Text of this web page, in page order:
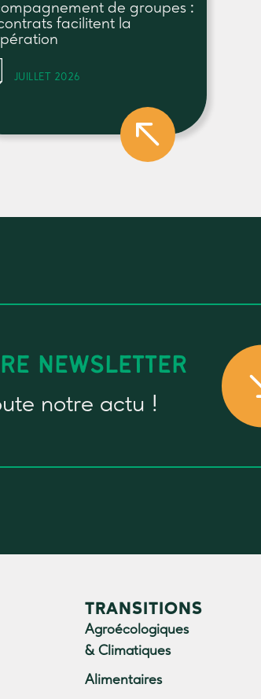
de groupes :
facilitent la
JUILLET 2026
NEWSLETTER
notre actu !
TRANSITIONS
Agroécologiques
& Climatiques
Alimentaires